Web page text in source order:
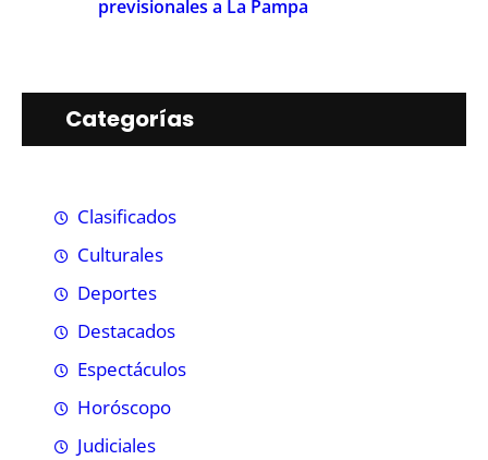
previsionales a La Pampa
Categorías
Clasificados
Culturales
Deportes
Destacados
Espectáculos
Horóscopo
Judiciales